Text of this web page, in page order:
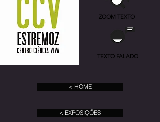
ZOOM TEXTO
TEXTO FALADO
< HOME
< EXPOSIÇÕES